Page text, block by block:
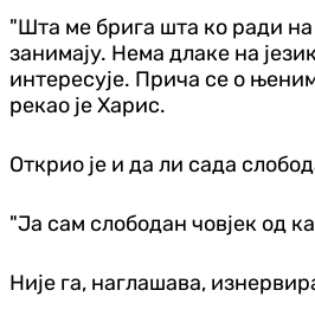
"Шта ме брига шта ко ради
занимају. Нема длаке на
интересује. Прича се о
рекао је Харис.
Открио је и да ли сада
"Ја сам слободан човјек од
Није га, наглашава,